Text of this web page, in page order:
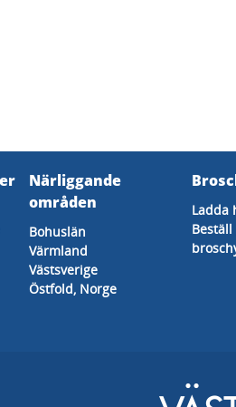
Närliggande
områden
Bohuslän
Värmland
Västsverige
Östfold, Norge
Ladda